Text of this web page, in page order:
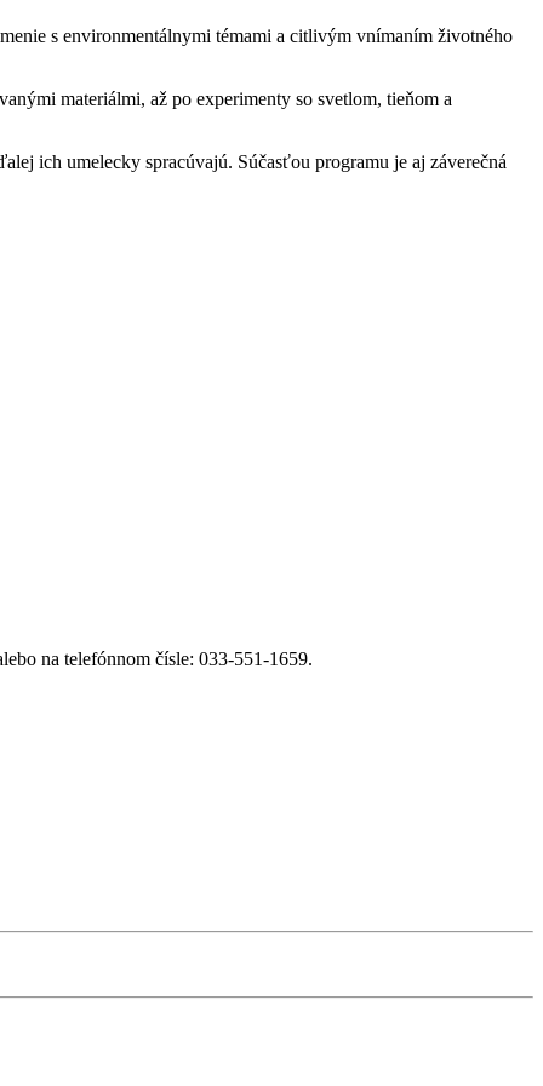
s environmentálnymi témami a citlivým vnímaním životného
materiálmi, až po experimenty so svetlom, tieňom a
ich umelecky spracúvajú. Súčasťou programu je aj záverečná
na telefónnom čísle: 033-551-1659.